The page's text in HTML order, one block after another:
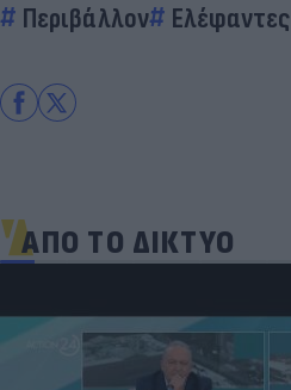
Περιβάλλον Ελέφαντες
ΑΠΟ ΤΟ ΔΙΚΤΥΟ